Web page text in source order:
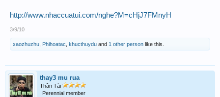
http://www.nhaccuatui.com/nghe?M=cHjJ7FMnyH
3/9/10
xaozhuzhu Phihoatac khucthuydu and 1 other person like this.
thay3 mu rua
Thần Tài
Perennial member